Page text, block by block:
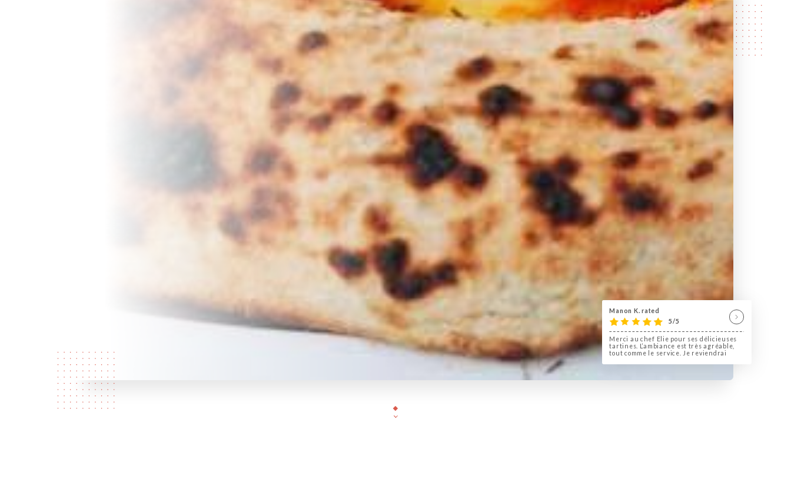
Manon K. rated
5/5
Merci au chef Elie pour ses délicieuses
tartines. L’ambiance est très agréable,
tout comme le service. Je reviendrai